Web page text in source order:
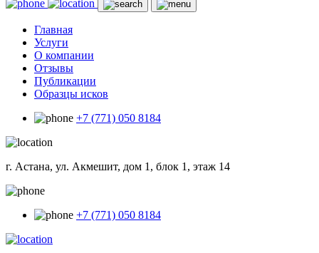
Главная
Услуги
О компании
Отзывы
Публикации
Образцы исков
+7 (771) 050 8184
г. Астана, ул. Акмешит, дом 1, блок 1, этаж 14
+7 (771) 050 8184